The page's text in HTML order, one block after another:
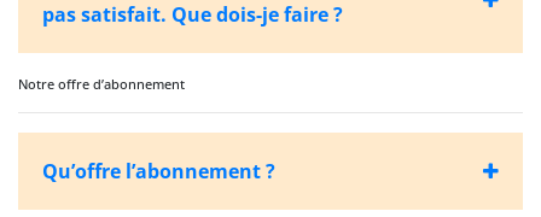
pas satisfait. Que dois-je faire ?
Notre offre d’abonnement
Qu’offre l’abonnement ?